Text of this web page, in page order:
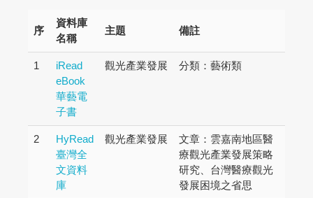
序
資料庫
名稱
主題 備註
1
iRead
eBook
華藝電
子書
觀光產業發展 分類：藝術類
2
HyRead
臺灣全
文資料
庫
觀光產業發展
文章：雲嘉南地區醫
療觀光產業發展策略
研究、台灣醫療觀光
發展困境之省思